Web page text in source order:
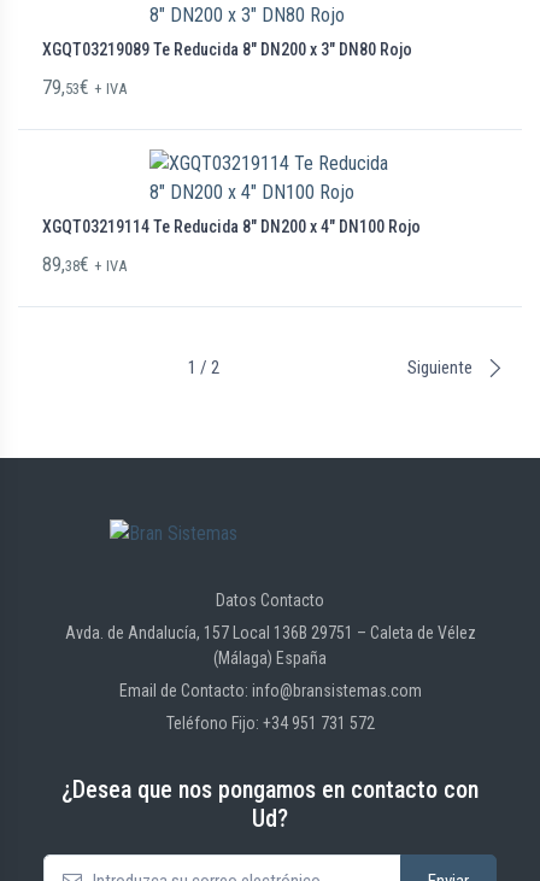
XGQT03219089 Te Reducida 8″ DN200 x 3″ DN80 Rojo
79,53€ + IVA
XGQT03219114 Te Reducida 8″ DN200 x 4″ DN100 Rojo
89,38€ + IVA
1 / 2 Siguiente
Datos Contacto
Avda. de Andalucía, 157 Local 136B 29751 – Caleta de Vélez
(Málaga) España
Email de Contacto: info@bransistemas.com
Teléfono Fijo: +34 951 731 572
¿Desea que nos pongamos en contacto con
Ud?